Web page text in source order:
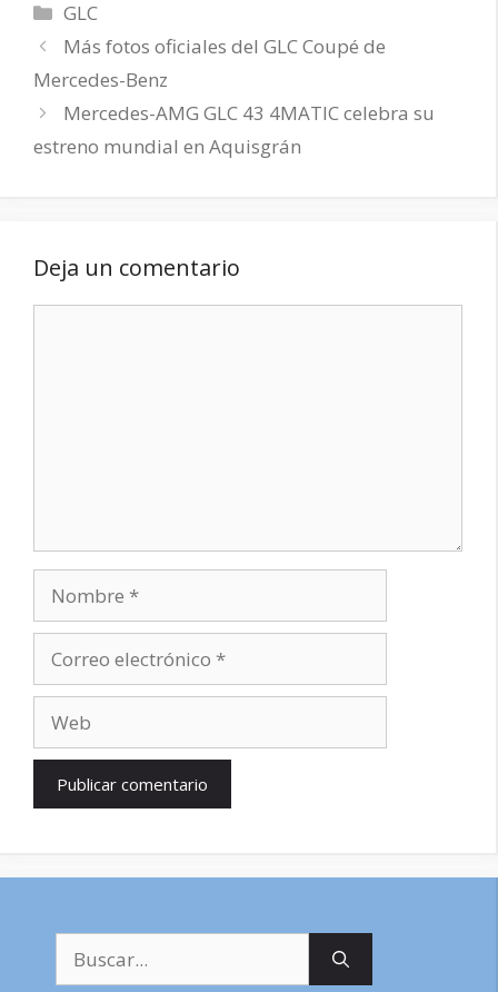
Categorías
GLC
Más fotos oficiales del GLC Coupé de
Mercedes-Benz
Mercedes-AMG GLC 43 4MATIC celebra su
estreno mundial en Aquisgrán
Deja un comentario
electrónico